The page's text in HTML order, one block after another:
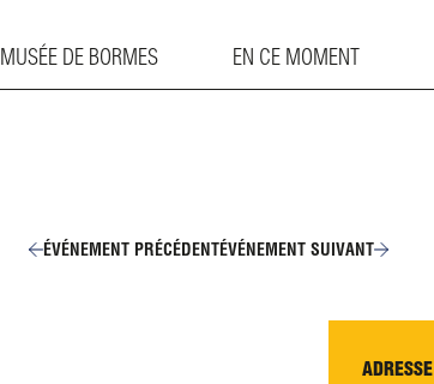
MUSÉE DE BORMES EN CE MOMENT
ÉVÉNEMENT PRÉCÉDENTÉVÉNEMENT SUIVANT
ADRESSE